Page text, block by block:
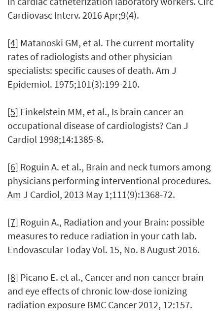
Cardiovasc Interv. 2016 Apr;9(4).
[4] Matanoski GM, et al. The current mortality
rates of radiologists and other physician
specialists: specific causes of death. Am J
Epidemiol. 1975;101(3):199-210.
[5] Finkelstein MM, et al., Is brain cancer an
occupational disease of cardiologists? Can J
Cardiol 1998;14:1385-8.
[6] Roguin A. et al., Brain and neck tumors among
physicians performing interventional procedures.
Am J Cardiol, 2013 May 1;111(9):1368-72.
[7] Roguin A., Radiation and your Brain: possible
measures to reduce radiation in your cath lab.
Endovascular Today Vol. 15, No. 8 August 2016.
[8] Picano E. et al., Cancer and non-cancer brain
and eye effects of chronic low-dose ionizing
radiation exposure BMC Cancer 2012, 12:157.